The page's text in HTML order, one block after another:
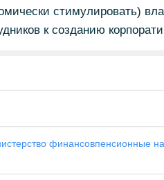
стимулировать)
к созданию
финансовпенсионные